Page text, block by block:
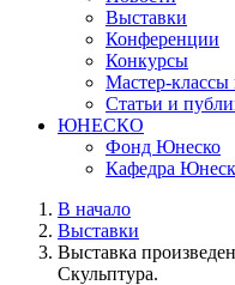
Выставки
Конференции
Конкурсы
Мастер-классы
Статьи и
ЮНЕСКО
Фонд Юнеско
Кафедра
В начало
Выставки
Выставка
Скульптура.